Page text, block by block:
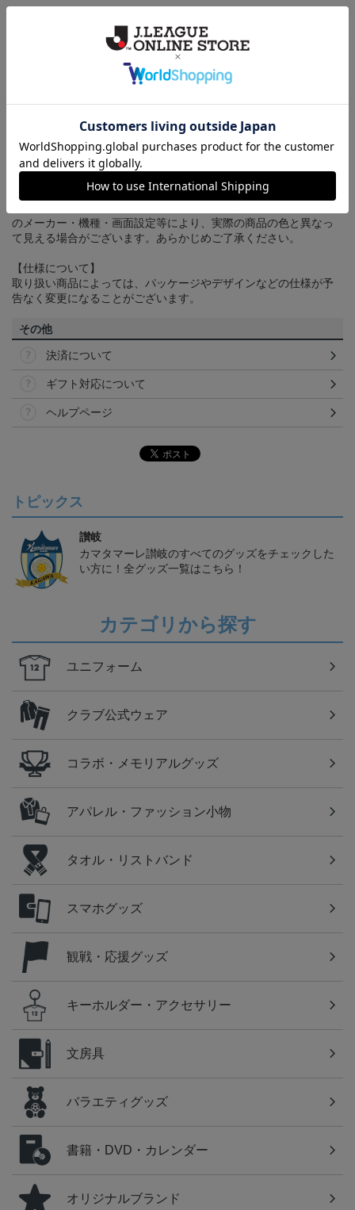
3,980円（税込）以上のご注文は全国一律送料無料です。詳しくは
をご確認ください。
一部商品はメール便でのお届けとなる場合がございます。詳しく
をご確認ください。
商品について
【カラーについて】
のメーカー・機種・画面設定等により、実際の商品の色と異なっ
て見える場合がございます。あらかじめご了承ください。
【仕様について】
取り扱い商品によっては、パッケージやデザインなどの仕様が予
告なく変更になることがございます。
その他
決済について
ギフト対応について
ヘルプページ
トピックス
讃岐
カマタマーレ讃岐のすべてのグッズをチェックした
い方に！全グッズ一覧はこちら！
カテゴリから探す
ユニフォーム
クラブ公式ウェア
コラボ・メモリアルグッズ
アパレル・ファッション小物
タオル・リストバンド
スマホグッズ
観戦・応援グッズ
キーホルダー・アクセサリー
文房具
バラエティグッズ
書籍・DVD・カレンダー
オリジナルブランド